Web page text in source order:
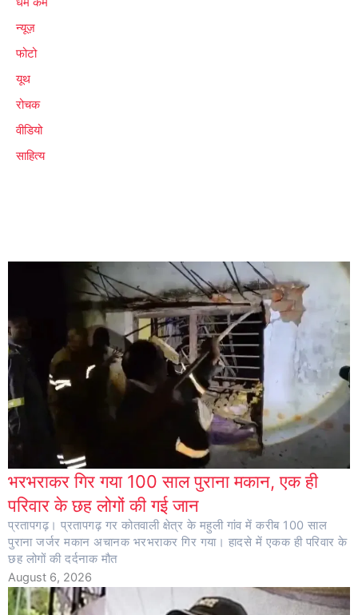
न्यूज़
फोटो
यूथ
रोचक
वीडियो
साहित्य
भरभराकर गिर गया 100 साल पुराना मकान, एक ही
परिवार के छह लोगों की गई जान
प्रतापगढ़। प्रतापगढ़ गर कोतवाली क्षेत्र के महुली गांव में करीब 100 साल
पुराना जर्जर मकान अचानक भरभराकर गिर गया। हादसे में एकक ही परिवार के
छह लोगों की दर्दनाक मौत
August 6, 2026